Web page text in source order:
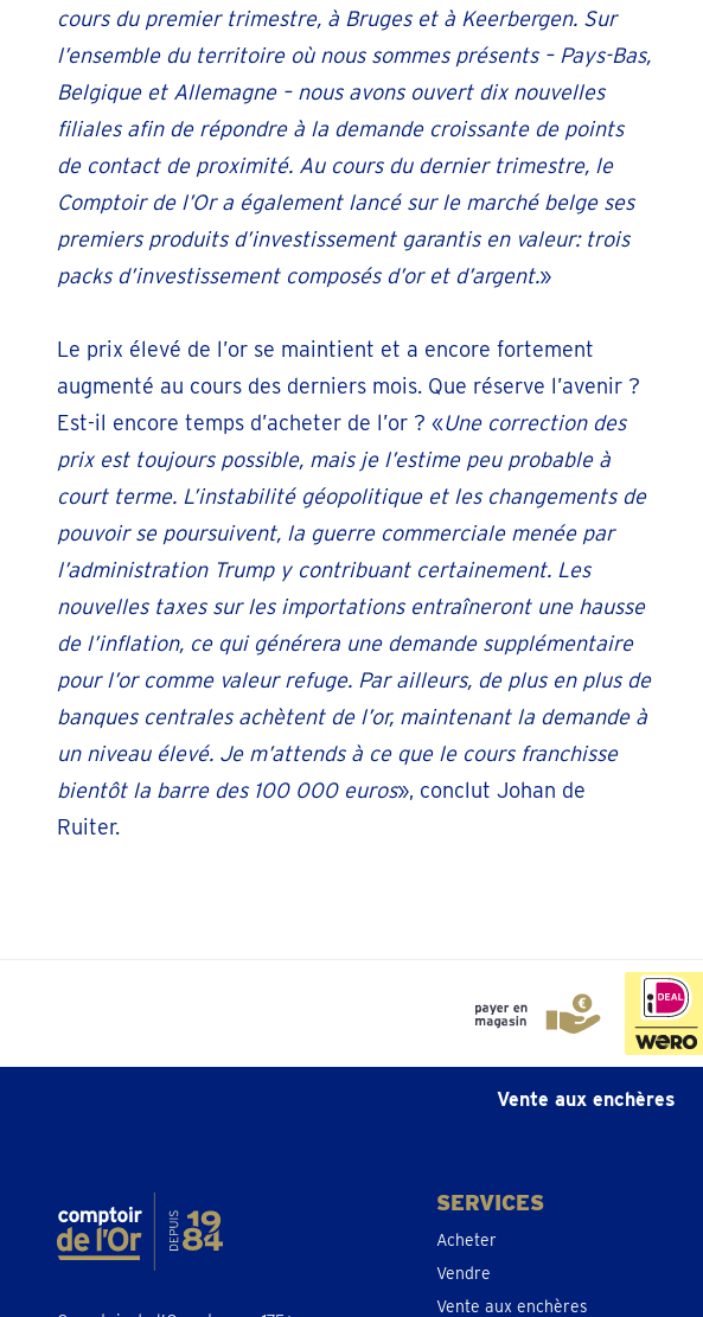
cours du premier trimestre, à Bruges et à Keerbergen. Sur
l’ensemble du territoire où nous sommes présents – Pays-Bas,
Belgique et Allemagne – nous avons ouvert dix nouvelles
filiales afin de répondre à la demande croissante de points
de contact de proximité. Au cours du dernier trimestre, le
Comptoir de l’Or a également lancé sur le marché belge ses
premiers produits d’investissement garantis en valeur: trois
packs d’investissement composés d’or et d’argent.»
Le prix élevé de l’or se maintient et a encore fortement
augmenté au cours des derniers mois. Que réserve l’avenir ?
Est-il encore temps d’acheter de l’or ? «Une correction des
prix est toujours possible, mais je l’estime peu probable à
court terme. L’instabilité géopolitique et les changements de
pouvoir se poursuivent, la guerre commerciale menée par
l’administration Trump y contribuant certainement. Les
nouvelles taxes sur les importations entraîneront une hausse
de l’inflation, ce qui générera une demande supplémentaire
pour l’or comme valeur refuge. Par ailleurs, de plus en plus de
banques centrales achètent de l’or, maintenant la demande à
un niveau élevé. Je m’attends à ce que le cours franchisse
bientôt la barre des 100 000 euros», conclut Johan de
Ruiter.
Vente aux enchères
SERVICES
Acheter
Vendre
Vente aux enchères